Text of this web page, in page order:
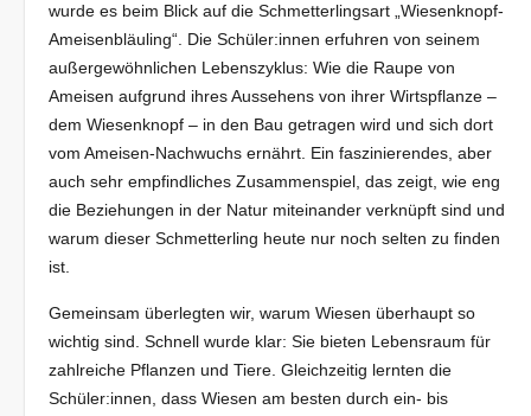
wurde es beim Blick auf die Schmetterlingsart „Wiesenknopf-
Ameisenbläuling“. Die Schüler:innen erfuhren von seinem
außergewöhnlichen Lebenszyklus: Wie die Raupe von
Ameisen aufgrund ihres Aussehens von ihrer Wirtspflanze –
dem Wiesenknopf – in den Bau getragen wird und sich dort
vom Ameisen-Nachwuchs ernährt. Ein faszinierendes, aber
auch sehr empfindliches Zusammenspiel, das zeigt, wie eng
die Beziehungen in der Natur miteinander verknüpft sind und
warum dieser Schmetterling heute nur noch selten zu finden
ist.
Gemeinsam überlegten wir, warum Wiesen überhaupt so
wichtig sind. Schnell wurde klar: Sie bieten Lebensraum für
zahlreiche Pflanzen und Tiere. Gleichzeitig lernten die
Schüler:innen, dass Wiesen am besten durch ein- bis